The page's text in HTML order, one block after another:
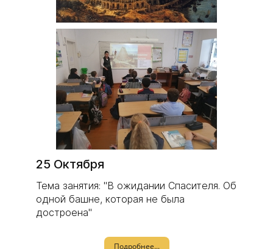
25 Октября
Тема занятия: "В ожидании Спасителя. Об
одной башне, которая не была
достроена"
Подробнее...